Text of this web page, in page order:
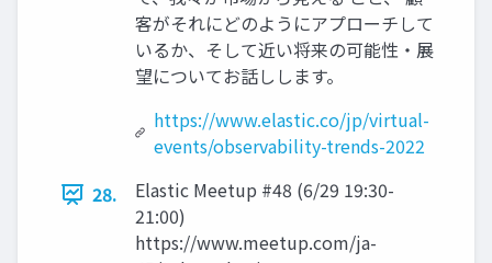
客がそれにどのようにアプローチして
いるか、そして近い将来の可能性・展
望についてお話しします。
https://www.elastic.co/jp/virtual-
events/observability-trends-2022
28.
Elastic Meetup #48 (6/29 19:30-
21:00)
https://www.meetup.com/ja-